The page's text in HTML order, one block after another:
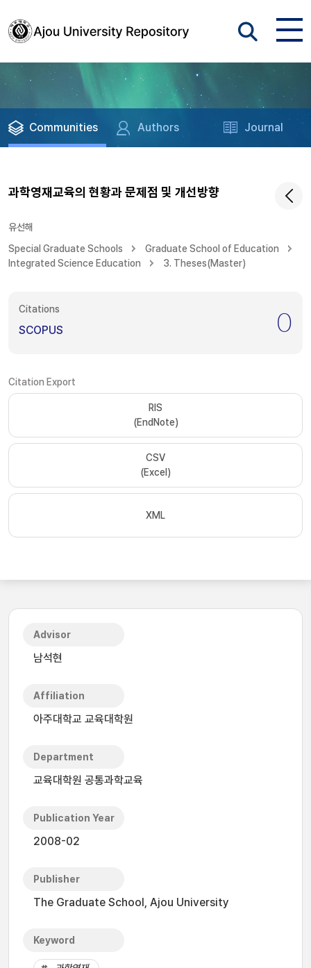
Communities Authors Journal
과학영재교육의 현황과 문제점 및 개선방향
유선해
Special Graduate Schools
Graduate School of Education
Integrated Science Education
3. Theses(Master)
Citations
SCOPUS 0
Citation Export
RIS
(EndNote)
CSV
(Excel)
XML
Advisor
남석현
Affiliation
아주대학교 교육대학원
Department
교육대학원 공통과학교육
Publication Year
2008-02
Publisher
The Graduate School, Ajou University
Keyword